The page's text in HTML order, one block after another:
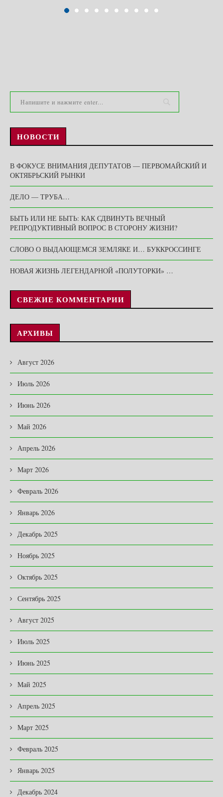
НОВОСТИ
В ФОКУСЕ ВНИМАНИЯ ДЕПУТАТОВ — ПЕРВОМАЙСКИЙ И
ОКТЯБРЬСКИЙ РЫНКИ
ДЕЛО — ТРУБА…
БЫТЬ ИЛИ НЕ БЫТЬ: КАК СДВИНУТЬ ВЕЧНЫЙ
РЕПРОДУКТИВНЫЙ ВОПРОС В СТОРОНУ ЖИЗНИ?
СЛОВО О ВЫДАЮЩЕМСЯ ЗЕМЛЯКЕ И… БУККРОССИНГЕ
НОВАЯ ЖИЗНЬ ЛЕГЕНДАРНОЙ «ПОЛУТОРКИ» …
СВЕЖИЕ КОММЕНТАРИИ
АРХИВЫ
Август 2026
Июль 2026
Июнь 2026
Май 2026
Апрель 2026
Март 2026
Февраль 2026
Январь 2026
Декабрь 2025
Ноябрь 2025
Октябрь 2025
Сентябрь 2025
Август 2025
Июль 2025
Июнь 2025
Май 2025
Апрель 2025
Март 2025
Февраль 2025
Январь 2025
Декабрь 2024